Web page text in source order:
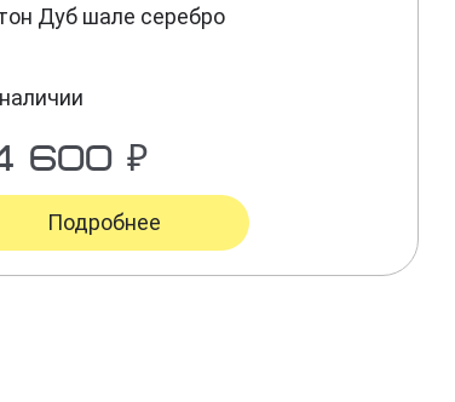
Дуб шале серебро
600 ₽
Подробнее